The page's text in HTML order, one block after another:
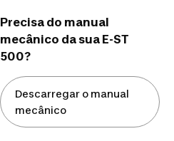
Precisa do manual
mecânico da sua E-ST
500?
Descarregar o manual
mecânico